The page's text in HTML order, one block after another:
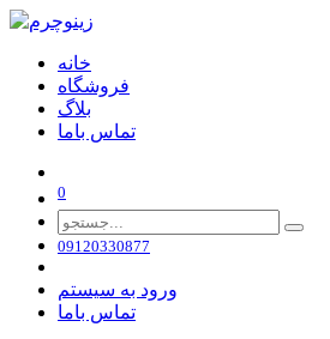
خانه
فروشگاه
بلاگ
تماس باما
0
09120330877
ورود به سیستم
تماس باما